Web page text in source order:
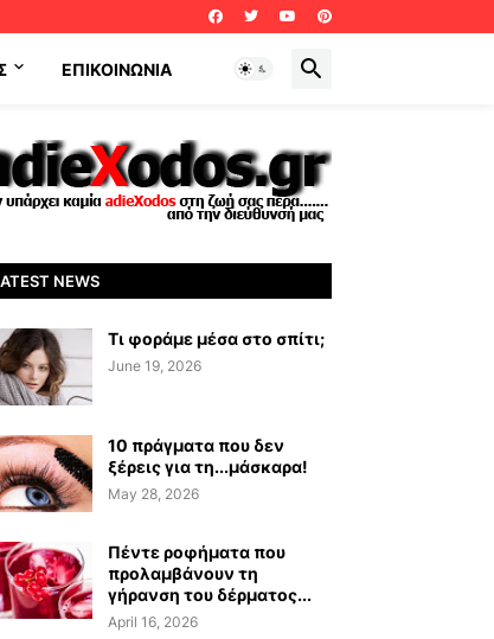
ΕΠΙΚΟΙΝΩΝΊΑ
NEWS
Τι φοράμε μέσα στο σπίτι;
June 19, 2026
10 πράγματα που δεν
ξέρεις για τη...μάσκαρα!
May 28, 2026
Πέντε ροφήματα που
προλαμβάνουν τη
γήρανση του δέρματος...
April 16, 2026